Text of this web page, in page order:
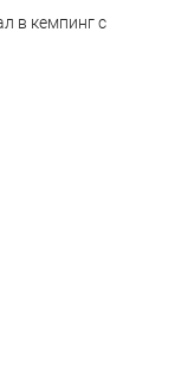
в кемпинг с